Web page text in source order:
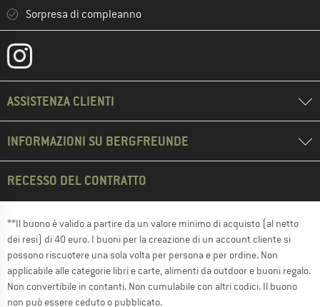
Sorpresa di compleanno
ASSISTENZA CLIENTI
INFORMAZIONI SU BERGFREUNDE
RECESSO DEL CONTRATTO
**Il buono è valido a partire da un valore minimo di acquisto (al netto
dei resi) di 40 euro. I buoni per la creazione di un account cliente si
possono riscuotere una sola volta per persona e per ordine. Non
applicabile alle categorie libri e carte, alimenti da outdoor e buoni regalo.
Non convertibile in contanti. Non cumulabile con altri codici. Il buono
non può essere ceduto o pubblicato.